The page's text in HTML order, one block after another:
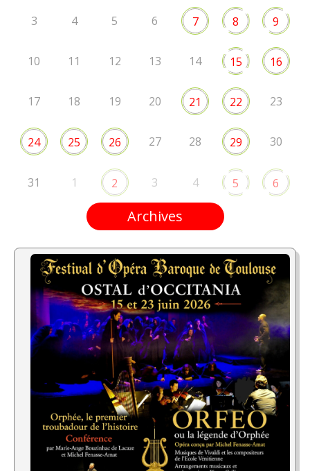
3 4 5 6 7 8 9
10 11 12 13 14 15 16
17 18 19 20 21 22 23
24 25 26 27 28 29 30
31 1 2 3 4 5 6
Archives